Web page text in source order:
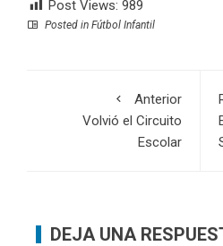
Post Views: 989
Posted in Fútbol Infantil
Anterior
Volvió el Circuito
Escolar
DEJA UNA